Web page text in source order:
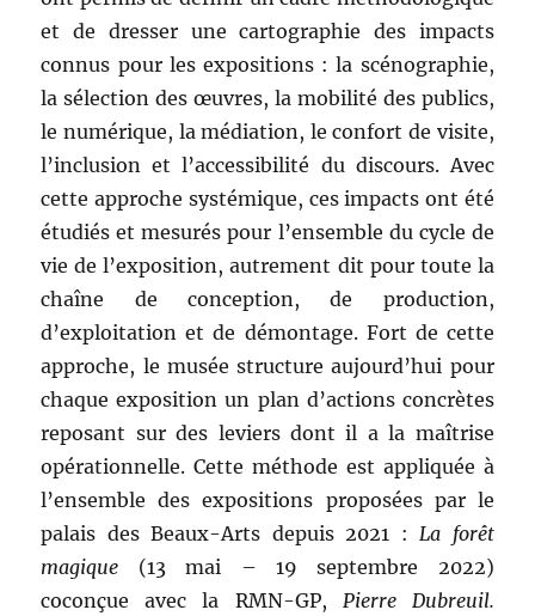
et de dresser une cartographie des impacts
connus pour les expositions : la scénographie,
la sélection des œuvres, la mobilité des publics,
le numérique, la médiation, le confort de visite,
l’inclusion et l’accessibilité du discours. Avec
cette approche systémique, ces impacts ont été
étudiés et mesurés pour l’ensemble du cycle de
vie de l’exposition, autrement dit pour toute la
chaîne de conception, de production,
d’exploitation et de démontage. Fort de cette
approche, le musée structure aujourd’hui pour
chaque exposition un plan d’actions concrètes
reposant sur des leviers dont il a la maîtrise
opérationnelle. Cette méthode est appliquée à
l’ensemble des expositions proposées par le
palais des Beaux-Arts depuis 2021 :La forêt
magique (13 mai – 19 septembre 2022)
coconçue avec la RMN-GP, Pierre Dubreuil.